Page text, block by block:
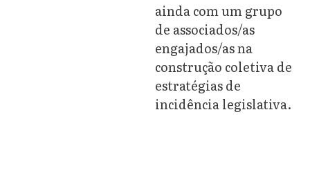
ainda com um grupo
de associados/as
engajados/as na
construção coletiva de
estratégias de
incidência legislativa.